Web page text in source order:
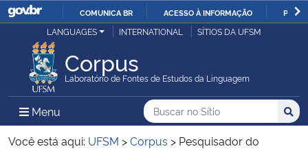
IR
COMUNICA BR ACESSO À INFORMAÇÃO
Ministério da Justiça e Segurança Pública
Ministério da Defesa
Ministério das Relações Exteriores
LANGUAGES INTERNATIONAL SÍTIOS DA UFSM
Corpus
Laboratório de Fontes de Estudos da Linguagem
Menu Menu Principal do Sítio
Busca
Buscar no no Sítio
Busca:
Você está aqui: UFSM >Corpus > Pesquisador do